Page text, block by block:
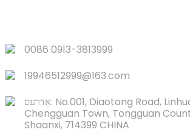
0086 0913-3813999
19946512999@163.com
אַדרעס: No.001, Diaotong Road, Linhua Village,
Chengguan Town, Tongguan
Shaanxi, 714399 CHINA